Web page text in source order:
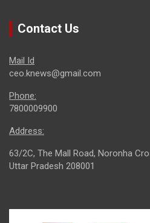
Contact Us
Mail Id
ceo.knews@gmail.com
Phone:
7800009900
Address:
63/2C, The Mall Road, Noronha
Uttar Pradesh 208001